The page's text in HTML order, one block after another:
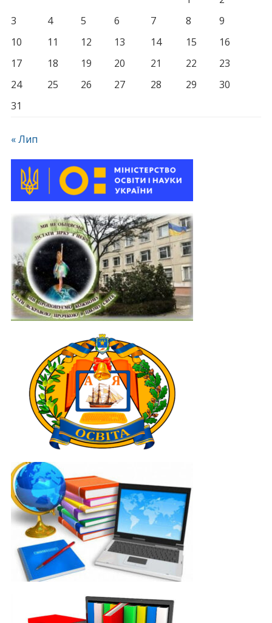
3
4 5 6 7 8
9
10
11 12 13 14 15
16
17
18 19 20 21 22
23
24
25 26 27 28 29
30
31
« Лип